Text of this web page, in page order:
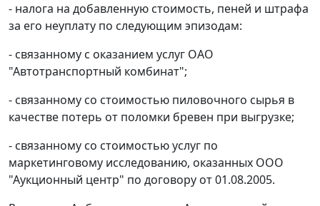
- налога на добавленную стоимость, пеней и штрафа
за его неуплату по следующим эпизодам:
- связанному с оказанием услуг ОАО
"Автотранспортный комбинат";
- связанному со стоимостью пиловочного сырья в
качестве потерь от поломки бревен при выгрузке;
- связанному со стоимостью услуг по
маркетинговому исследованию, оказанных ООО
"Аукционный центр" по договору от 01.08.2005.